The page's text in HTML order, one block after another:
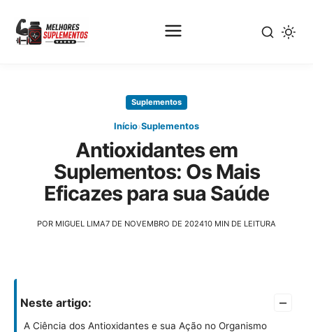
Suplementos
Início›Suplementos
Antioxidantes em
Suplementos: Os Mais
Eficazes para sua Saúde
POR MIGUEL LIMA7 DE NOVEMBRO DE 202410 MIN DE LEITURA
Neste artigo: –
A Ciência dos Antioxidantes e sua Ação no Organismo